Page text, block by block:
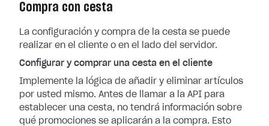
Compra con cesta
La configuración y compra de la cesta se puede
realizar en el cliente o en el lado del servidor.
Configurar y comprar una cesta en el cliente
Implemente la lógica de añadir y eliminar artículos
por usted mismo. Antes de llamar a la API para
establecer una cesta, no tendrá información sobre
qué promociones se aplicarán a la compra. Esto